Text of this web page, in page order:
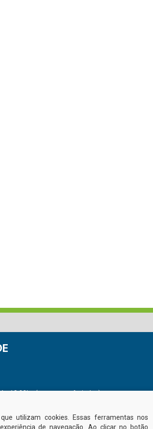
13:00hs (exceto nos feriados)
utilizam cookies. Essas ferramentas nos
de navegação. Ao clicar no botão